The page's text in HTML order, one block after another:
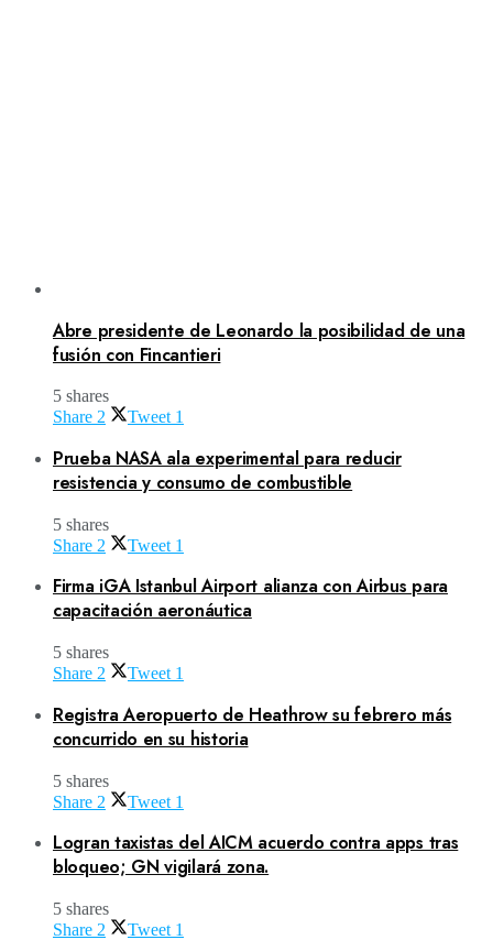
Abre presidente de Leonardo la posibilidad de una
fusión con Fincantieri
5 shares
Share 2 Tweet 1
Prueba NASA ala experimental para reducir
resistencia y consumo de combustible
5 shares
Share 2 Tweet 1
Firma iGA Istanbul Airport alianza con Airbus para
capacitación aeronáutica
5 shares
Share 2 Tweet 1
Registra Aeropuerto de Heathrow su febrero más
concurrido en su historia
5 shares
Share 2 Tweet 1
Logran taxistas del AICM acuerdo contra apps tras
bloqueo; GN vigilará zona.
5 shares
Share 2 Tweet 1